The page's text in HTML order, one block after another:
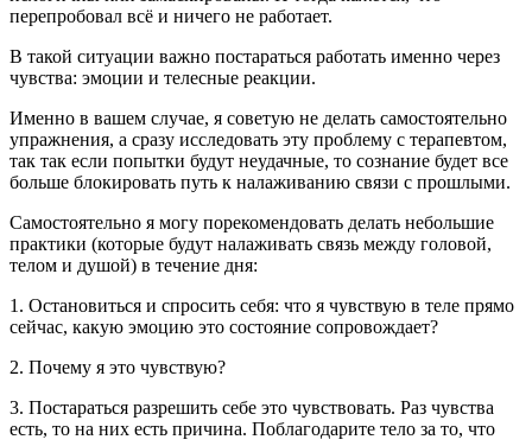
перепробовал всё и ничего не работает.
В такой ситуации важно постараться работать именно через
чувства: эмоции и телесные реакции.
Именно в вашем случае, я советую не делать самостоятельно
упражнения, а сразу исследовать эту проблему с терапевтом,
так так если попытки будут неудачные, то сознание будет все
больше блокировать путь к налаживанию связи с прошлыми.
Самостоятельно я могу порекомендовать делать небольшие
практики (которые будут налаживать связь между головой,
телом и душой) в течение дня:
1. Остановиться и спросить себя: что я чувствую в теле прямо
сейчас, какую эмоцию это состояние сопровождает?
2. Почему я это чувствую?
3. Постараться разрешить себе это чувствовать. Раз чувства
есть, то на них есть причина. Поблагодарите тело за то, что